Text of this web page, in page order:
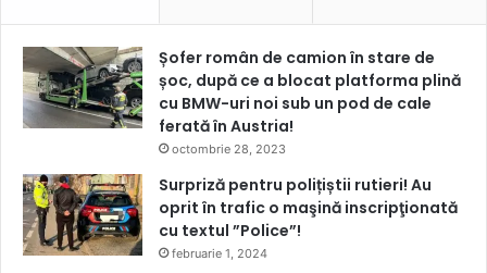
Șofer român de camion în stare de
șoc, după ce a blocat platforma plină
cu BMW-uri noi sub un pod de cale
ferată în Austria!
octombrie 28, 2023
Surpriză pentru polițiștii rutieri! Au
oprit în trafic o maşină inscripţionată
cu textul ”Police”!
februarie 1, 2024